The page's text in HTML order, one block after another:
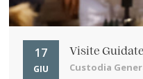
17
GIU
Visite
Custodia